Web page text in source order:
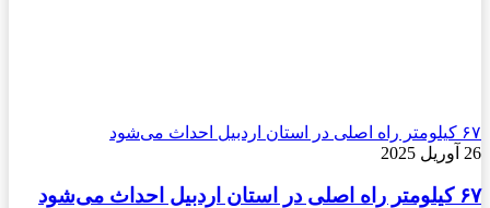
۶۷ کیلومتر راه اصلی در استان اردبیل احداث می‌شود
26 آوریل 2025
۶۷ کیلومتر راه اصلی در استان اردبیل احداث می‌شود